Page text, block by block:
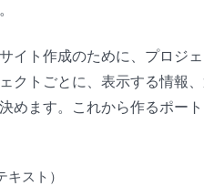
イト作成のために、プロジ
クトごとに、表示する情報
めます。これから作るポー
スト）